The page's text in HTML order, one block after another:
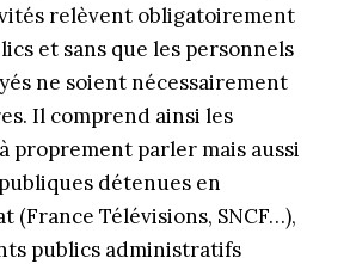
relèvent obligatoirement
et sans que les personnels
ne soient nécessairement
Il comprend ainsi les
proprement parler mais aussi
détenues en
(France Télévisions, SNCF…),
publics administratifs